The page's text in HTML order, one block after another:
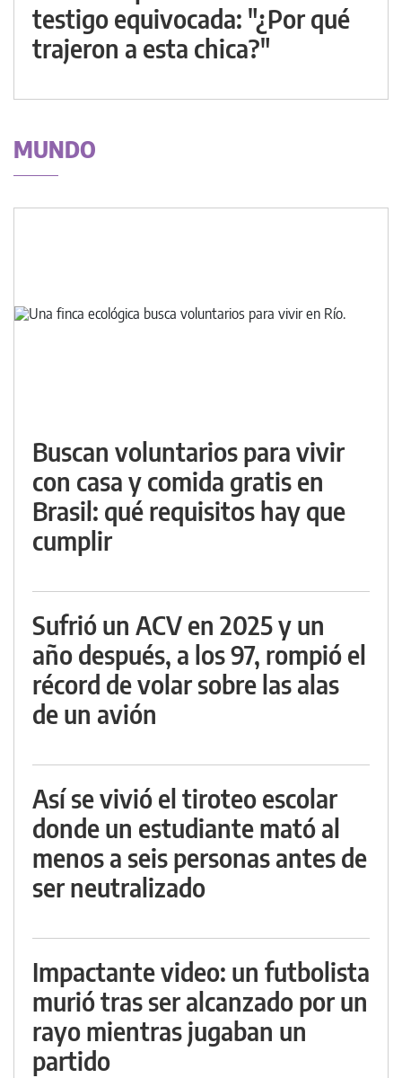
testigo equivocada: "¿Por qué
trajeron a esta chica?"
MUNDO
Buscan voluntarios para vivir
con casa y comida gratis en
Brasil: qué requisitos hay que
cumplir
Sufrió un ACV en 2025 y un
año después, a los 97, rompió el
récord de volar sobre las alas
de un avión
Así se vivió el tiroteo escolar
donde un estudiante mató al
menos a seis personas antes de
ser neutralizado
Impactante video: un futbolista
murió tras ser alcanzado por un
rayo mientras jugaban un
partido